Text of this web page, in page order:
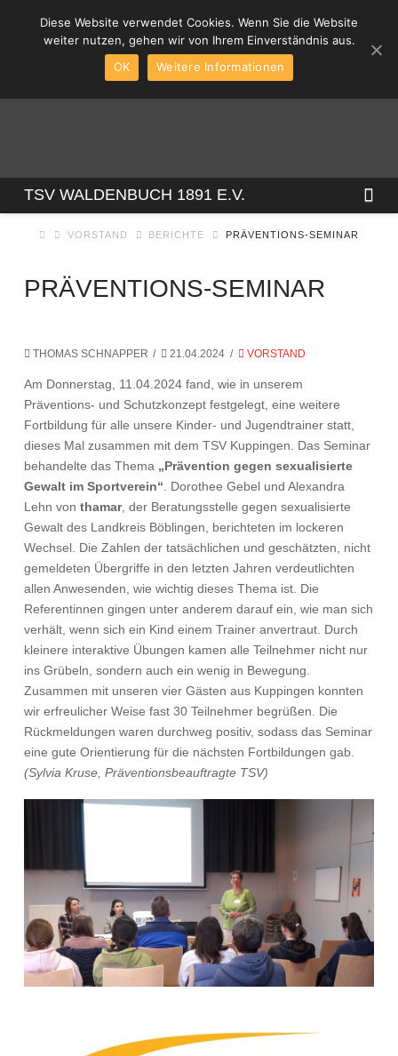
TSV
1891
E.V.
TSV WALDENBUCH 1891 E.V.
VORSTAND BERICHTE PRÄVENTIONS-SEMINAR
PRÄVENTIONS-SEMINAR
THOMAS SCHNAPPER 21.04.2024 VORSTAND
Am Donnerstag, 11.04.2024 fand, wie in unserem
Präventions- und Schutzkonzept festgelegt, eine weitere
Fortbildung für alle unsere Kinder- und Jugendtrainer statt,
dieses Mal zusammen mit dem TSV Kuppingen. Das Seminar
behandelte das Thema „Prävention gegen sexualisierte
Gewalt im Sportverein“ . Dorothee Gebel und Alexandra
Lehn von thamar, der Beratungsstelle gegen sexualisierte
Gewalt des Landkreis Böblingen, berichteten im lockeren
Wechsel. Die Zahlen der tatsächlichen und geschätzten, nicht
gemeldeten Übergriffe in den letzten Jahren verdeutlichten
allen Anwesenden, wie wichtig dieses Thema ist. Die
Referentinnen gingen unter anderem darauf ein, wie man sich
verhält, wenn sich ein Kind einem Trainer anvertraut. Durch
kleinere interaktive Übungen kamen alle Teilnehmer nicht nur
ins Grübeln, sondern auch ein wenig in Bewegung.
Zusammen mit unseren vier Gästen aus Kuppingen konnten
wir erfreulicher Weise fast 30 Teilnehmer begrüßen. Die
Rückmeldungen waren durchweg positiv, sodass das Seminar
eine gute Orientierung für die nächsten Fortbildungen gab.
(Sylvia Kruse, Präventionsbeauftragte TSV)
Diese Website verwendet Cookies. Wenn Sie die Website
weiter nutzen, gehen wir von Ihrem Einverständnis aus.
OK
Weitere Informationen